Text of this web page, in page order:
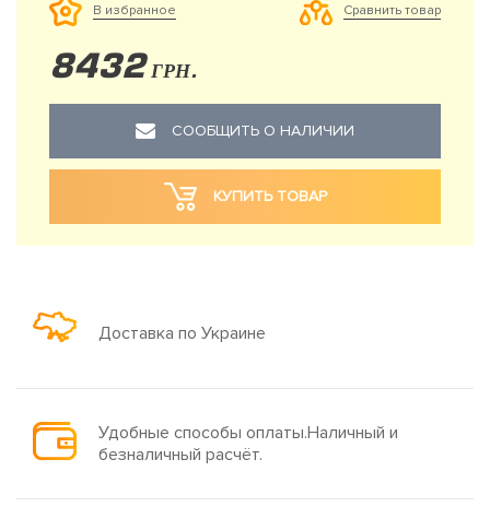
В избранное Сравнить товар
8432 ГРН.
СООБЩИТЬ О НАЛИЧИИ
КУПИТЬ ТОВАР
Доставка по Украине
Удобные способы оплаты.Наличный и
безналичный расчёт.